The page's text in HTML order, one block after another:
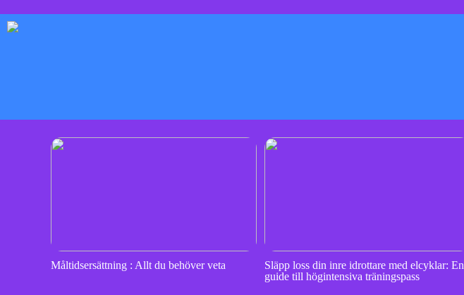
Måltidsersättning : Allt du behöver veta
Släpp loss din inre idrottare med elcyklar: En
guide till högintensiva träningspass